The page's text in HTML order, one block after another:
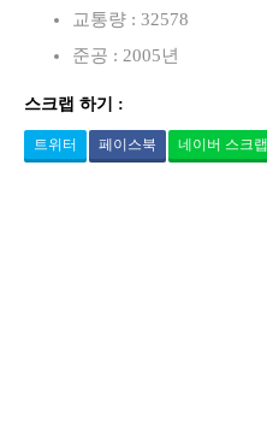
교통량 : 32578
준공 : 2005년
스크랩 하기 :
트위터 페이스북 네이버 스크랩